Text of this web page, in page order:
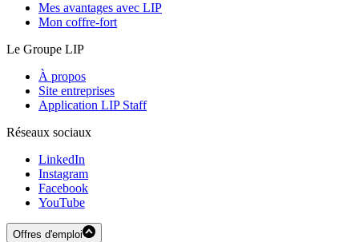
Mes avantages avec LIP
Mon coffre-fort
Le Groupe LIP
À propos
Site entreprises
Application LIP Staff
Réseaux sociaux
LinkedIn
Instagram
Facebook
YouTube
Offres d'emploi